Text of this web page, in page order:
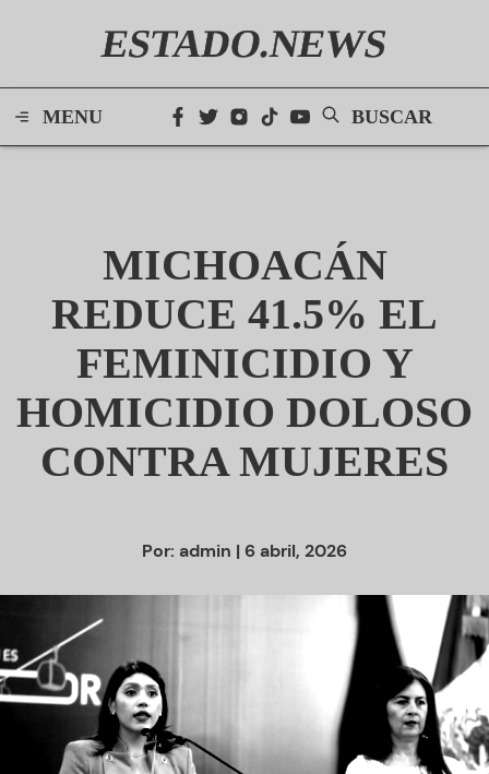
ESTADO.NEWS
MENU BUSCAR
MICHOACÁN
REDUCE 41.5% EL
FEMINICIDIO Y
HOMICIDIO DOLOSO
CONTRA MUJERES
Por: admin | 6 abril, 2026